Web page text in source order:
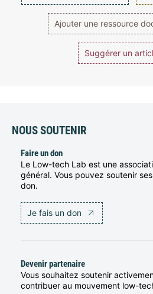
Ajouter une ressource
Suggérer un
NOUS SOUTENIR
Faire un don
Le Low-tech Lab est une
général. Vous pouvez soutenir
don.
Je fais un don
Devenir partenaire
Vous souhaitez soutenir
contribuer au mouvement low-